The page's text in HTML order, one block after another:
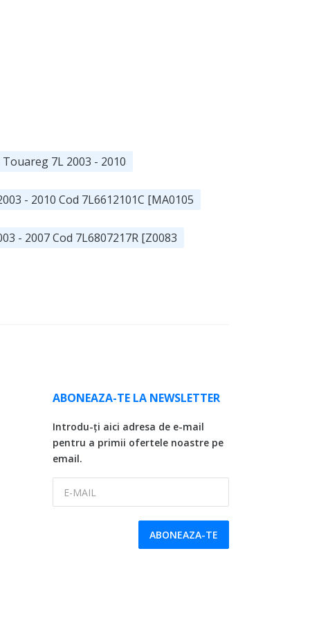
7L 2003 - 2010
- 2010 Cod 7L6612101C [MA0105
- 2007 Cod 7L6807217R [Z0083
ABONEAZA-TE LA NEWSLETTER
Introdu-ți aici adresa de e-mail
pentru a primii ofertele noastre pe
email.
ABONEAZA-TE